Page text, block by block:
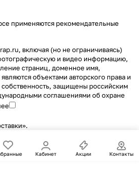
применяются рекомендательные
включая (но не ограничиваясь)
и видео информацию,
страниц, доменное имя,
объектами авторского права и
собственность, защищены российским
соглашениями об охране
Кабинет Акции Контакты